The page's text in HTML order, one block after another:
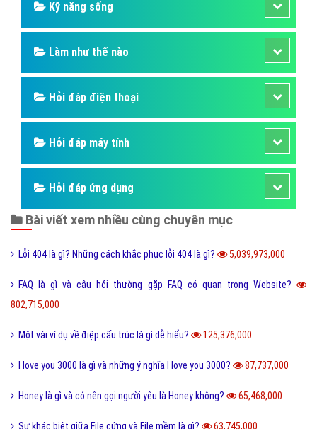
Hỏi đáp ngân hàng
Hỏi đáp thương hiệu lớn
Hỏi đáp người nổi tiếng
Những kỳ quan thế giới
Hỏi đáp động vật
Hỏi đáp phần mềm hay
Kỹ năng công việc
Kỹ năng sống
Làm như thế nào